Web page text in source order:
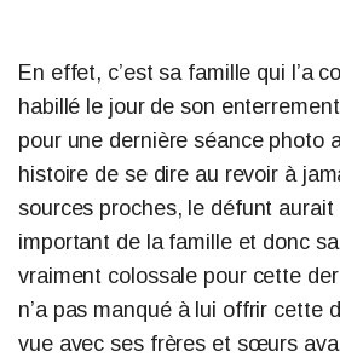
En effet, c’est sa famille qui l’a
habillé le jour de son
pour une dernière séance photo
histoire de se dire au revoir à
sources proches, le défunt
important de la famille et donc
vraiment colossale pour cette
n’a pas manqué à lui offrir cette
vue avec ses frères et sœurs